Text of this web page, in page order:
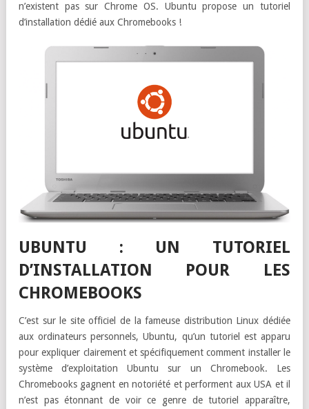
n’existent pas sur Chrome OS. Ubuntu propose un tutoriel
d’installation dédié aux Chromebooks !
UBUNTU : UN TUTORIEL
D’INSTALLATION POUR LES
CHROMEBOOKS
C’est sur le site officiel de la fameuse distribution Linux dédiée
aux ordinateurs personnels, Ubuntu, qu’un tutoriel est apparu
pour expliquer clairement et spécifiquement comment installer le
système d’exploitation Ubuntu sur un Chromebook. Les
Chromebooks gagnent en notoriété et performent aux USA et il
n’est pas étonnant de voir ce genre de tutoriel apparaître,